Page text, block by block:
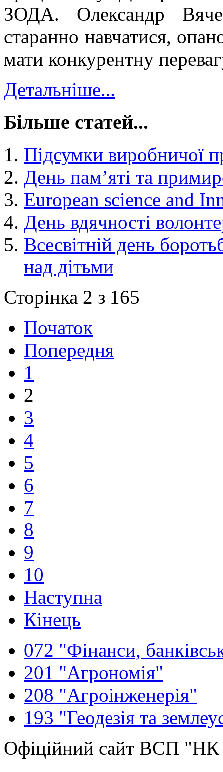
ЗОДА. Олександр
старанно навчатися,
мати конкурентну
Детальніше...
Більше статей...
Підсумки виробничої
День пам’яті та
European science and
День вдячності
Всесвітній день
над дітьми
Сторінка 2 з 165
Початок
Попередня
1
2
3
4
5
6
7
8
9
10
Наступна
Кінець
072 "Фінанси,
201 "Агрономія"
208 "Агроінженерія"
193 "Геодезія та
Офіційний сайт ВСП